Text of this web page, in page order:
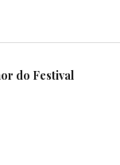
do Festival